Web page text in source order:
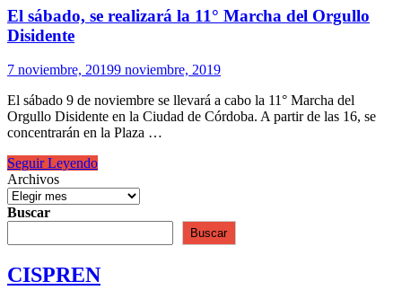
El sábado, se realizará la 11° Marcha del Orgullo
Disidente
7 noviembre, 20199 noviembre, 2019
El sábado 9 de noviembre se llevará a cabo la 11° Marcha del
Orgullo Disidente en la Ciudad de Córdoba. A partir de las 16, se
concentrarán en la Plaza …
El
sábado,
se
realizará
la
11°
del
Seguir Leyendo
Archivos
Buscar
Buscar
CISPREN